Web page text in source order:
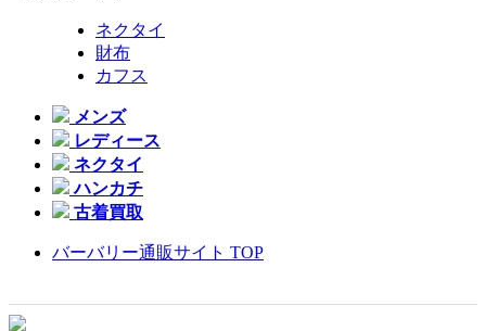
ネクタイ
財布
カフス
メンズ
レディース
ネクタイ
ハンカチ
古着買取
バーバリー通販サイト TOP